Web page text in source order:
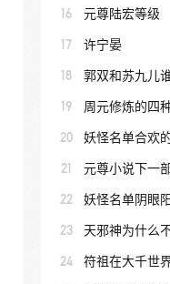
16 元尊陆宏等级
17 许宁晏
18 郭双和苏九儿
19 周元修炼的四
20 妖怪名单合欢
21 元尊小说下一
22 妖怪名单阴眼
23 天邪神为什么
24 符祖在大千世